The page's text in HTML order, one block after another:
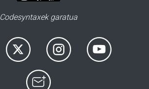
Codesyntaxek garatua